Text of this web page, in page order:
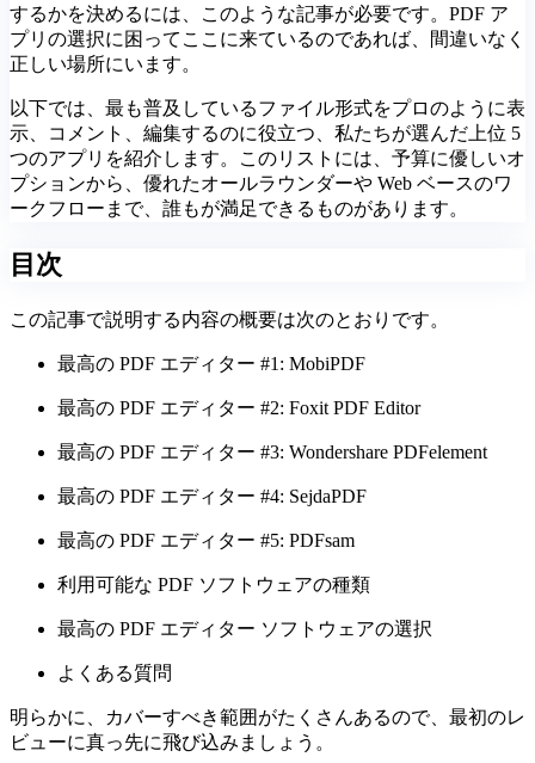
するかを決めるには、このような記事が必要です。PDF ア
プリの選択に困ってここに来ているのであれば、間違いなく
正しい場所にいます。
以下では、最も普及しているファイル形式をプロのように表
示、コメント、編集するのに役立つ、私たちが選んだ上位 5
つのアプリを紹介します。このリストには、予算に優しいオ
プションから、優れたオールラウンダーや Web ベースのワ
ークフローまで、誰もが満足できるものがあります。
目次
この記事で説明する内容の概要は次のとおりです。
最高の PDF エディター #1: MobiPDF
最高の PDF エディター #2: Foxit PDF Editor
最高の PDF エディター #3: Wondershare PDFelement
最高の PDF エディター #4: SejdaPDF
最高の PDF エディター #5: PDFsam
利用可能な PDF ソフトウェアの種類
最高の PDF エディター ソフトウェアの選択
よくある質問
明らかに、カバーすべき範囲がたくさんあるので、最初のレ
ビューに真っ先に飛び込みましょう。